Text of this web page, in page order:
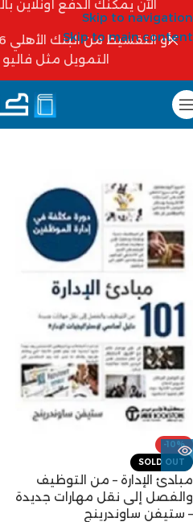
Skip to navigation
Skip to main content
الآن يمكنك الدفع أونلاين
التمويل مثل
-10%
SOLD OUT
مبادئ الإدارة – من التوظيف
والفصل إلى نقل مهارات جديدة
– ستيفن ساوندرينج